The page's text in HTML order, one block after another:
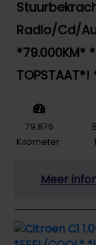
Radio/Cd/
*79.000KM*
79.876
Kilometer
Meer